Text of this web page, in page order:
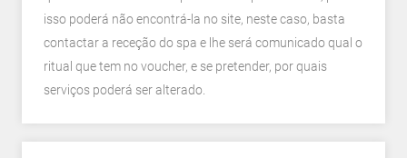
isso poderá não encontrá-la no site, neste caso, basta
contactar a receção do spa e lhe será comunicado qual o
ritual que tem no voucher, e se pretender, por quais
serviços poderá ser alterado.